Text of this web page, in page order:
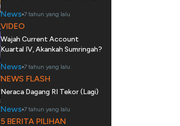
News 7 tahun yang lalu
VIDEO
Wajah Current Account
Kuartal IV, Akankah Sumringah?
News 7 tahun yang lalu
NEWS FLASH
Neraca Dagang RI Tekor (Lagi)
News 7 tahun yang lalu
5 BERITA PILIHAN